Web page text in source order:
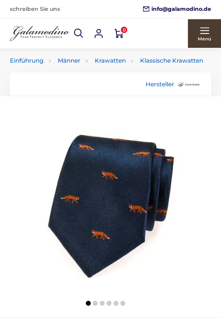
schreiben Sie uns info@galamodino.de
0
Menü
Einführung Männer Krawatten Klassische Krawatten
Hersteller